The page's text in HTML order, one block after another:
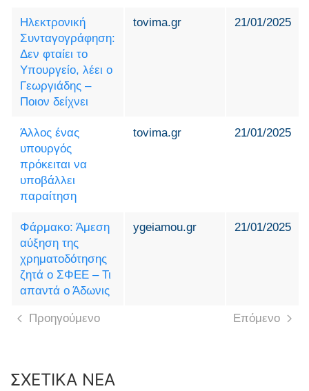
Ηλεκτρονική
Συνταγογράφηση:
Δεν φταίει το
Υπουργείο, λέει ο
Γεωργιάδης –
Ποιον δείχνει
tovima.gr 21/01/2025
Άλλος ένας
υπουργός
πρόκειται να
υποβάλλει
παραίτηση
tovima.gr 21/01/2025
Φάρμακο: Άμεση
αύξηση της
χρηματοδότησης
ζητά ο ΣΦΕΕ – Τι
απαντά ο Άδωνις
ygeiamou.gr 21/01/2025
Προηγούμενο Επόμενο
ΣΧΕΤΙΚΑ ΝΕΑ